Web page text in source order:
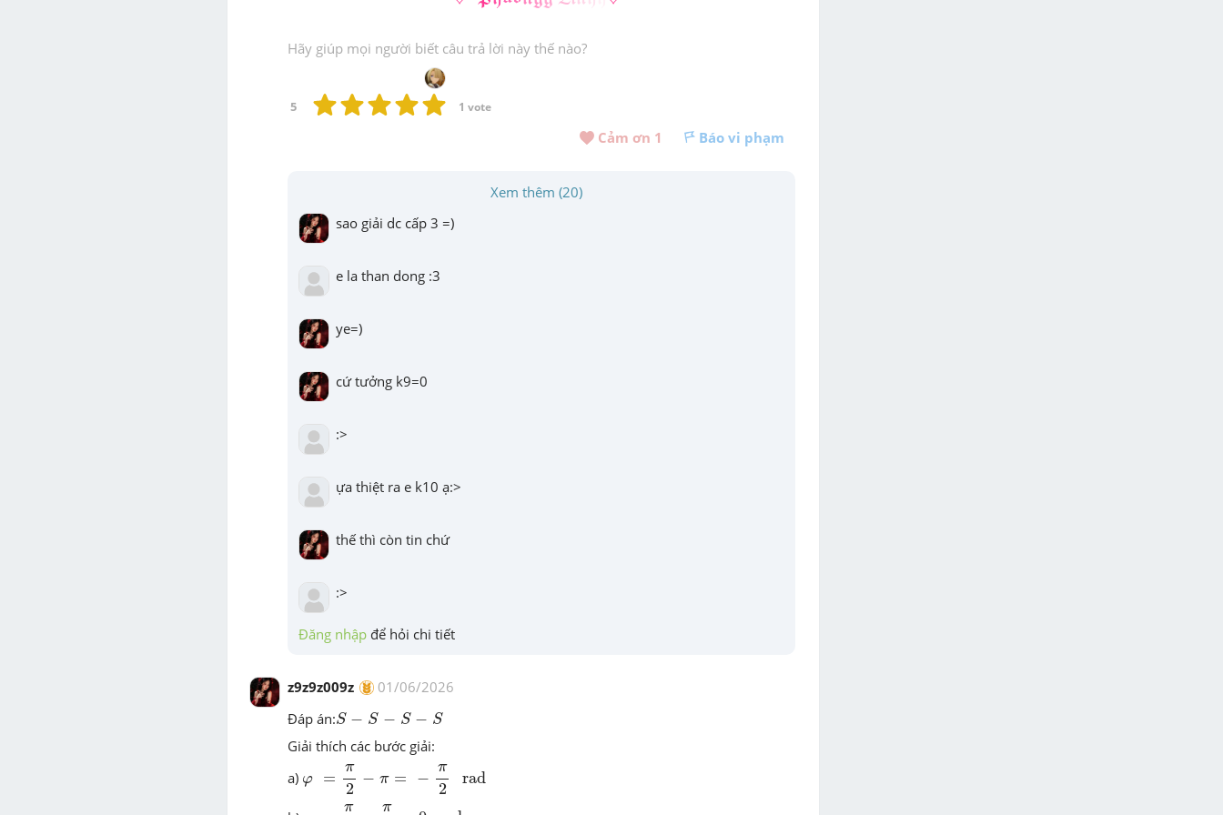
Hãy giúp mọi người biết câu trả lời này thế nào?
5 1 vote
Cảm ơn 1 Báo vi phạm
Xem thêm (20)
sao giải dc cấp 3 =)
e la than dong :3
ye=)
cứ tưởng k9=0
:>
ựa thiệt ra e k10 ạ:>
thế thì còn tin chứ
:>
Đăng nhập để hỏi chi tiết
z9z9z009z
01/06/2026
Đáp án:S − S − S − S
S- S-
Giải thích các bước giải:
a) φ =
π
2
− π = −
π
2
rad
2-π
π π
2- =0